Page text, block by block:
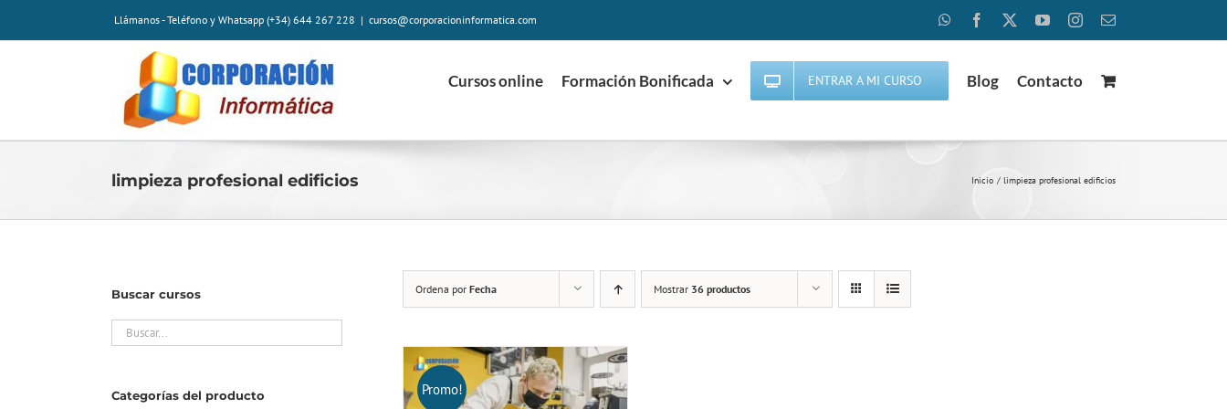
Llámanos - Teléfono y Whatsapp (+34) 644 267 228 | cursos@corporacioninformatica.com WhatsAppFacebook YouTubeInstagramCorreo
Cursos online Formación Bonificada ENTRAR A MI CURSO Blog Contacto
limpieza profesional edificios Inicio limpieza profesional edificios
Ordena por Fecha Mostrar 36 productos
Promo!
Buscar cursos
Categorías del producto